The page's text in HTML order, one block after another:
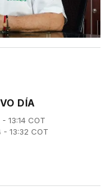
DÍA
13:14 COT
- 13:32 COT